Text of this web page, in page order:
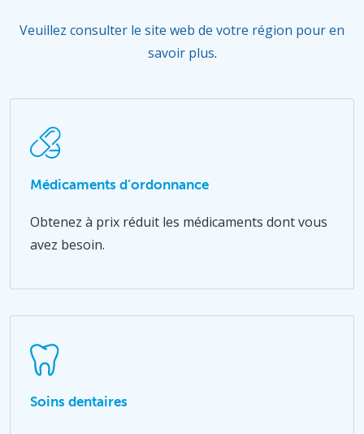
Veuillez consulter le site web de votre région pour en
savoir plus.
Médicaments d’ordonnance
Obtenez à prix réduit les médicaments dont vous
avez besoin.
Soins dentaires